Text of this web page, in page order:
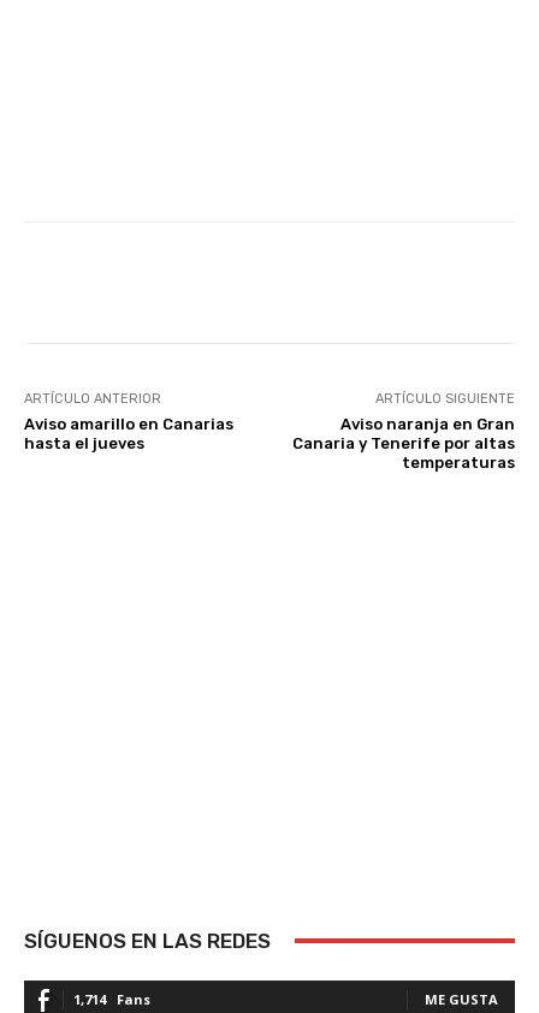
ARTÍCULO ANTERIOR
Aviso amarillo en Canarias
hasta el jueves
ARTÍCULO SIGUIENTE
Aviso naranja en Gran
Canaria y Tenerife por altas
temperaturas
SÍGUENOS EN LAS REDES
1,714 Fans ME GUSTA